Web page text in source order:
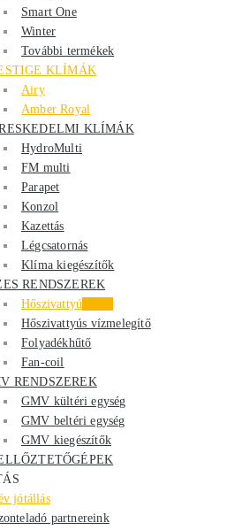
Smart One
Winter
További termékek
KLÍMÁK
Airy
Amber Royal
KLÍMÁK
HydroMulti
FM multi
Parapet
Konzol
Kazettás
Légcsatornás
Klíma kiegészítők
RENDSZEREK
Hőszivattyú
Hőszivattyús vízmelegítő
Folyadékhűtő
Fan-coil
RENDSZEREK
GMV kültéri egység
GMV beltéri egység
GMV kiegészítők
jótállás
partnereink